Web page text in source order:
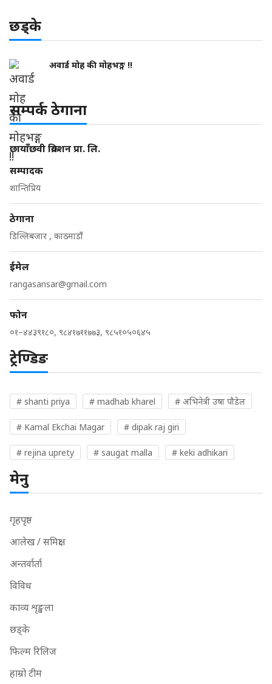
छड्के
अवार्ड मोह की मोहभङ्ग !!
सम्पर्क ठेगाना
छायाँछवी क्रियशन प्रा. लि.
सम्पादक
शान्तिप्रिय
ठेगाना
डिल्लिबजार , काठमाडौं
ईमेल
rangasansar@gmail.com
फोन
०१–४४३९१८०, ९८४१७११७७३, ९८५१०५०६४५
ट्रेण्डिङ
# shanti priya # madhab kharel # अभिनेत्री उषा पौडेल
# Kamal Ekchai Magar # dipak raj giri
# rejina uprety # saugat malla # keki adhikari
मेनु
गृहपृष्ठ
आलेख / समिक्षा
अन्तर्वार्ता
विविध
काव्य शृङ्खला
छड्के
फिल्म रिलिज
हाम्रो टीम